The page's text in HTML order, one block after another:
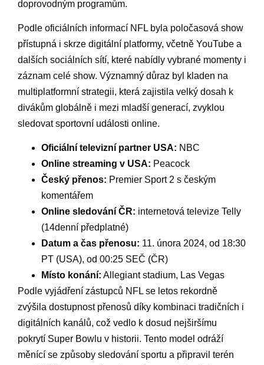
doprovodným ‍programům.
Podle oficiálních informací NFL byla poločasová show
přístupná i skrze digitální ⁣platformy, včetně YouTube a⁤
dalších sociálních sítí, které nabídly ⁤vybrané momenty i
​záznam celé show. Významný důraz byl kladen na
multiplatformní strategii, která zajistila velký dosah k
divákům globálně i mezi mladší generací, ‌zvyklou
sledovat sportovní události online.
Oficiální‍ televizní partner USA: NBC
Online streaming v USA: Peacock
Český přenos: Premier Sport 2 s‍ českým
komentářem
Online ​sledování ČR: internetová televize Telly
(14denní předplatné)
Datum a čas​ přenosu: 11. února 2024, od 18:30
PT (USA), od 00:25 SEČ⁢ (ČR)
Místo konání: ​Allegiant stadium, Las ​Vegas
Podle ‍vyjádření ‍zástupců ⁢NFL se letos rekordně
zvýšila dostupnost přenosů díky ⁤kombinaci tradičních i
digitálních kanálů, což vedlo⁤ k dosud nejširšímu
pokrytí⁤ Super Bowlu v historii. Tento model odráží
měnící se způsoby sledování sportu a připravil terén